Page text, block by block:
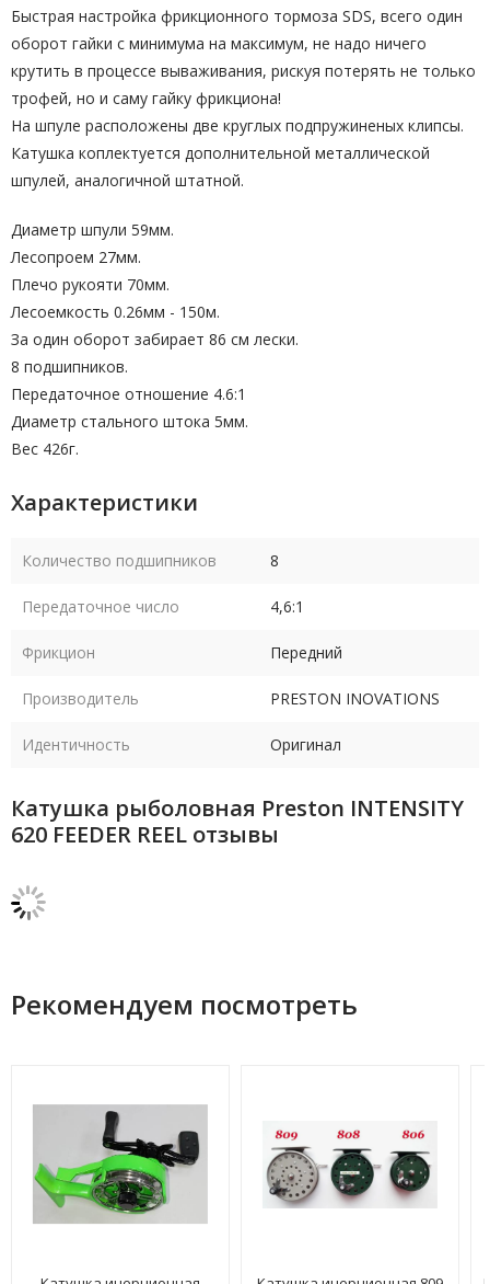
Быстрая настройка фрикционного тормоза SDS, всего один
оборот гайки с минимума на максимум, не надо ничего
крутить в процессе вываживания, рискуя потерять не только
трофей, но и саму гайку фрикциона!
На шпуле расположены две круглых подпружиненых клипсы.
Катушка коплектуется дополнительной металлической
шпулей, аналогичной штатной.
Диаметр шпули 59мм.
Лесопроем 27мм.
Плечо рукояти 70мм.
Лесоемкость 0.26мм - 150м.
За один оборот забирает 86 см лески.
8 подшипников.
Передаточное отношение 4.6:1
Диаметр стального штока 5мм.
Вес 426г.
Характеристики
Количество подшипников 8
Передаточное число 4,6:1
Фрикцион Передний
Производитель PRESTON INOVATIONS
Идентичность Оригинал
Катушка рыболовная Preston INTENSITY
620 FEEDER REEL отзывы
Рекомендуем посмотреть